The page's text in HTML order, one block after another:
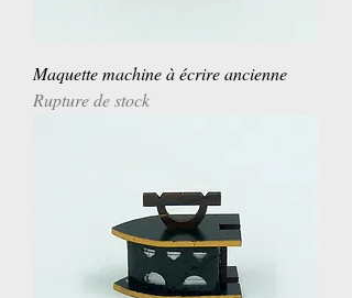
Maquette machine à écrire ancienne
Rupture de stock